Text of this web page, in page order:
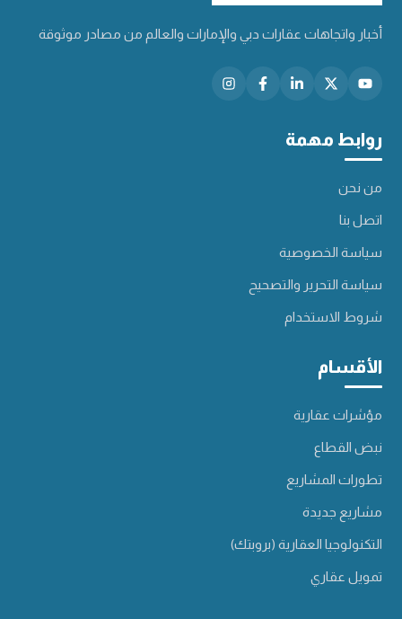
أخبار واتجاهات عقارات دبي والإمارات والعالم من مصادر موثوقة
روابط مهمة
من نحن
اتصل بنا
سياسة الخصوصية
سياسة التحرير والتصحيح
شروط الاستخدام
الأقسام
مؤشرات عقارية
نبض القطاع
تطورات المشاريع
مشاريع جديدة
التكنولوجيا العقارية (بروبتك)
تمويل عقاري